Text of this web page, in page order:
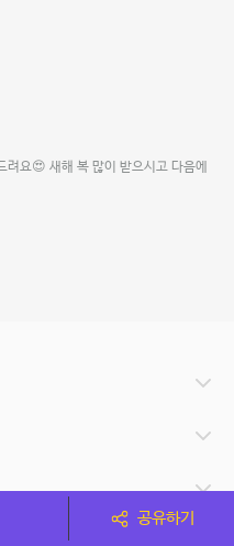
려요😍 새해 복 많이 받으시고 다음에
공유하기